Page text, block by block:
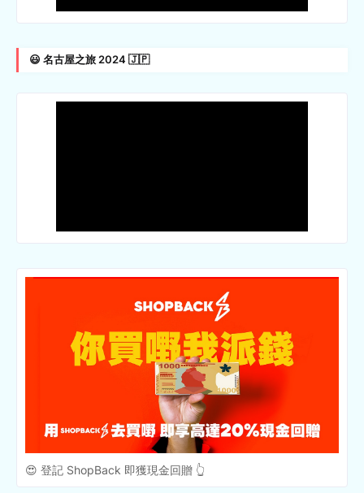
😃 名古屋之旅 2024 🇯🇵
😍 登記 ShopBack 即獲現金回贈 👆